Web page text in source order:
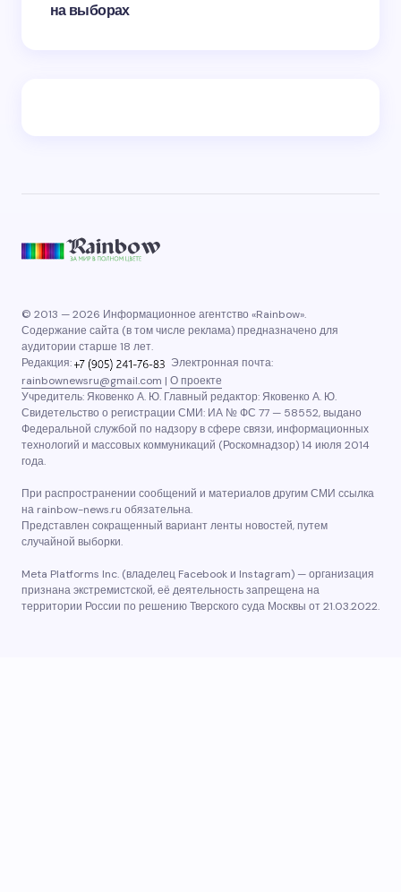
на выборах
© 2013 — 2026 Информационное агентство «Rainbow».
Содержание сайта (в том числе реклама) предназначено для
аудитории старше 18 лет.
Редакция:
Электронная почта:
rainbownewsru@gmail.com | О проекте
Учредитель: Яковенко А. Ю. Главный редактор: Яковенко А. Ю.
Свидетельство о регистрации СМИ: ИА № ФС 77 — 58552, выдано
Федеральной службой по надзору в сфере связи, информационных
технологий и массовых коммуникаций (Роскомнадзор) 14 июля 2014
года.
При распространении сообщений и материалов другим СМИ ссылка
на rainbow-news.ru обязательна.
Представлен сокращенный вариант ленты новостей, путем
случайной выборки.
Meta Platforms Inc. (владелец Facebook и Instagram) — организация
признана экстремистской, её деятельность запрещена на
территории России по решению Тверского суда Москвы от 21.03.2022.